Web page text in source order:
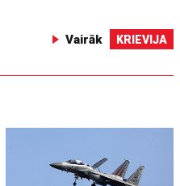
Vairāk KRIEVIJA